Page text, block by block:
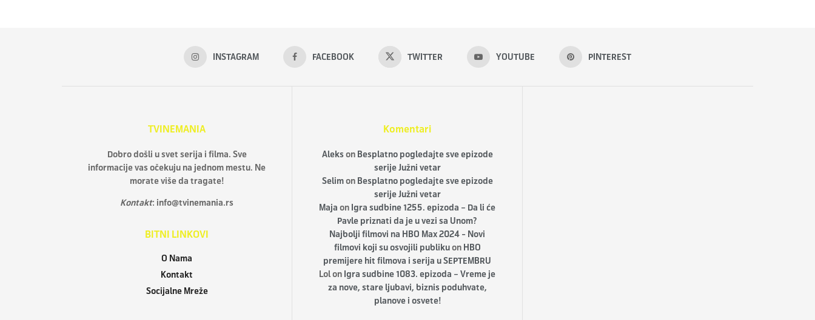
INSTAGRAM FACEBOOK TWITTER YOUTUBE PINTEREST
TVINEMANIA
Dobro došli u svet serija i filma. Sve
informacije vas očekuju na jednom mestu. Ne
morate više da tragate!
Kontakt: info@tvinemania.rs
BITNI LINKOVI
O Nama
Kontakt
Socijalne Mreže
Komentari
Alekson Besplatno pogledajte sve epizode
serije Južni vetar
Selimon Besplatno pogledajte sve epizode
serije Južni vetar
Maja on Igra sudbine 1255. epizoda – Da li će
Pavle priznati da je u vezi sa Unom?
Najbolji filmovi na HBO Max 2024 - Novi
filmovi koji su osvojili publikuon HBO
premijere hit filmova i serija u SEPTEMBRU
Lolon Igra sudbine 1083. epizoda – Vreme je
za nove, stare ljubavi, biznis poduhvate,
planove i osvete!